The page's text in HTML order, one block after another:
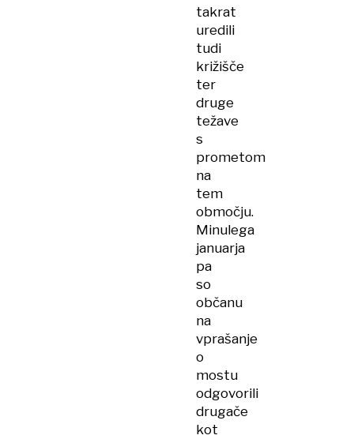
takrat
uredili
tudi
križišče
ter
druge
težave
s
prometom
na
tem
območju.
Minulega
januarja
pa
so
občanu
na
vprašanje
o
mostu
odgovorili
drugače
kot